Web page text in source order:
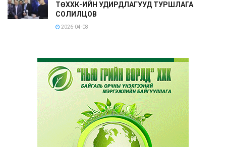
ТӨХХК-ИЙН УДИРДЛАГУУД ТУРШЛАГА
СОЛИЛЦОВ
2026-04-08